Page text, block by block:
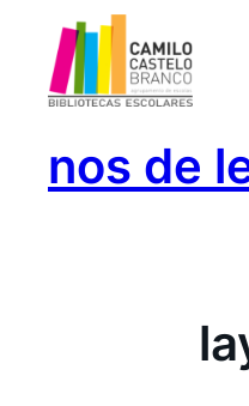
conteúdo
nos de